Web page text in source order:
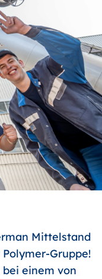
Mittelstand
Gruppe!
einem von